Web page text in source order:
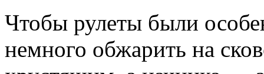
Чтобы рулеты были
немного обжарить на